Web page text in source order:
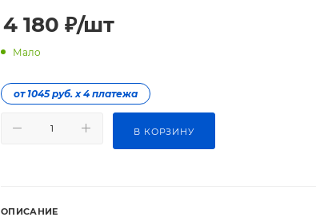
4 180 ₽/шт
Мало
от 1045 руб. х 4 платежа
В КОРЗИНУ
ОПИСАНИЕ